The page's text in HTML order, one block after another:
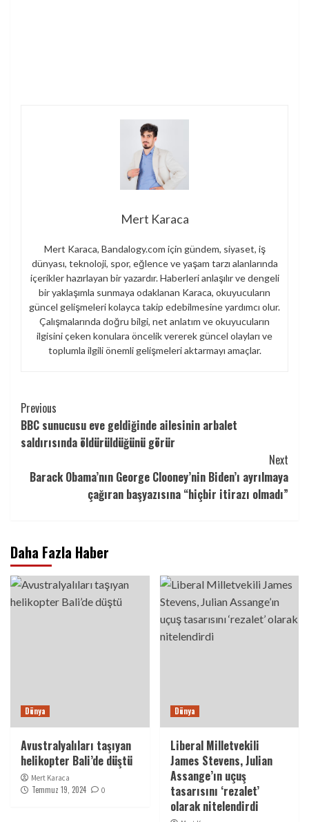
Mert Karaca
Mert Karaca, Bandalogy.com için gündem, siyaset, iş
dünyası, teknoloji, spor, eğlence ve yaşam tarzı alanlarında
içerikler hazırlayan bir yazardır. Haberleri anlaşılır ve dengeli
bir yaklaşımla sunmaya odaklanan Karaca, okuyucuların
güncel gelişmeleri kolayca takip edebilmesine yardımcı olur.
Çalışmalarında doğru bilgi, net anlatım ve okuyucuların
ilgisini çeken konulara öncelik vererek güncel olayları ve
toplumla ilgili önemli gelişmeleri aktarmayı amaçlar.
Continue
Reading
Previous
BBC sunucusu eve geldiğinde ailesinin arbalet
saldırısında öldürüldüğünü görür
Next
Barack Obama’nın George Clooney’nin Biden’ı ayrılmaya
çağıran başyazısına “hiçbir itirazı olmadı”
Daha Fazla Haber
Dünya
Avustralyalıları taşıyan
helikopter Bali’de düştü
Mert Karaca
Temmuz 19, 2024 0
Dünya
Liberal Milletvekili
James Stevens, Julian
Assange’ın uçuş
tasarısını ‘rezalet’
olarak nitelendirdi